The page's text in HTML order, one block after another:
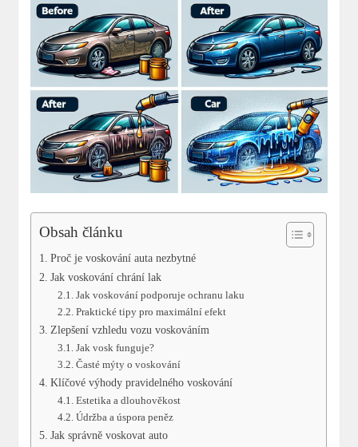
Obsah článku
Proč je voskování auta nezbytné
Jak voskování chrání lak
Jak voskování podporuje ochranu laku
Praktické tipy pro maximální efekt
Zlepšení vzhledu vozu voskováním
Jak vosk funguje?
Časté mýty o voskování
Klíčové výhody pravidelného voskování
Estetika a dlouhověkost
Údržba a úspora peněz
Jak správně voskovat auto